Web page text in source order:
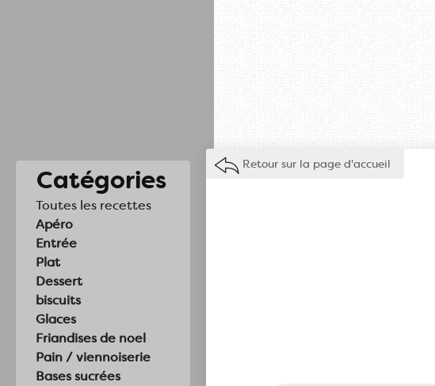
Catégories
Toutes les recettes
Apéro
Entrée
Plat
Dessert
biscuits
Glaces
Friandises de noel
Pain / viennoiserie
Bases sucrées
Retour sur la page d'accueil